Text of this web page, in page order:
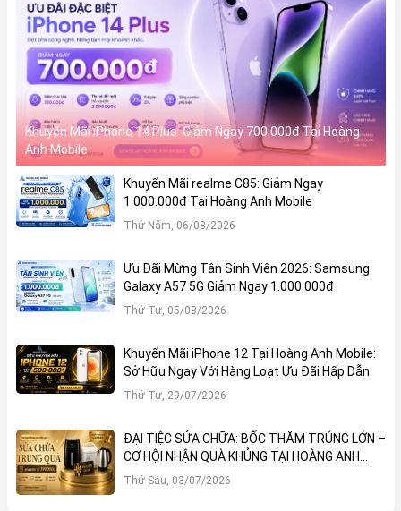
Khuyến Mãi iPhone 14 Plus: Giảm Ngay 700.000đ Tại Hoàng
Anh Mobile
Khuyến Mãi realme C85: Giảm Ngay
1.000.000đ Tại Hoàng Anh Mobile
Thứ Năm, 06/08/2026
Ưu Đãi Mừng Tân Sinh Viên 2026: Samsung
Galaxy A57 5G Giảm Ngay 1.000.000đ
Thứ Tư, 05/08/2026
Khuyến Mãi iPhone 12 Tại Hoàng Anh Mobile:
Sở Hữu Ngay Với Hàng Loạt Ưu Đãi Hấp Dẫn
Thứ Tư, 29/07/2026
ĐẠI TIỆC SỬA CHỮA: BỐC THĂM TRÚNG LỚN –
CƠ HỘI NHẬN QUÀ KHỦNG TẠI HOÀNG ANH
MOBILE
Thứ Sáu, 03/07/2026